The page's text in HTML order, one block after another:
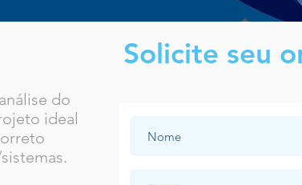
do
ideal
Solicite seu